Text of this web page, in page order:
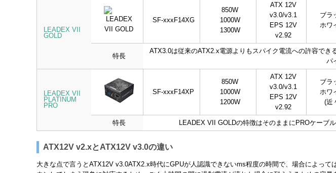
LEADEX VII
GOLD
SF-xxxF14XG
850W
1000W
1300W
ATX 12V
v3.0/v3.1
EPS 12V
v2.92
ブラ
ホワ
特長
ATX3.0は従来のATX2.x電源よりもスパイク電流への許容で
パ
LEADEX VII
PLATINUM
PRO
SF-xxxF14XP
850W
1000W
1200W
ATX 12V
v3.0/v3.1
EPS 12V
v2.92
ブラ
ホワ
(近
特長 LEADEX VII GOLDの特徴はそのままにPROケーブ
ATX12V v2.xとATX12V v3.0の違い
大きな点で言うとATX12V v3.0ATX2.x時代にGPUが人認識できないms程度の時間で、場合によっ